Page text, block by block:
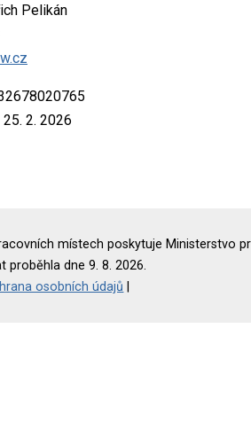
Pelikán
25. 2. 2026
místech poskytuje Ministerstvo
proběhla dne 9. 8. 2026.
osobních údajů